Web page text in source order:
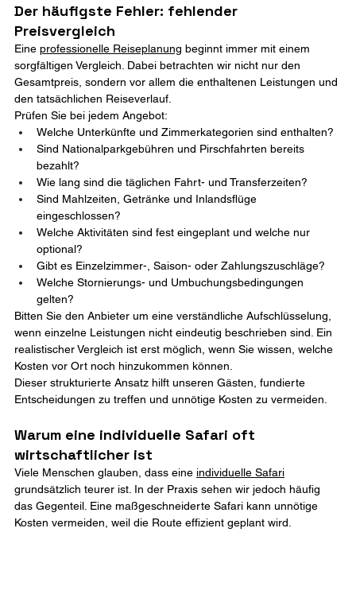
Der häufigste Fehler: fehlender
Preisvergleich
Eine professionelle Reiseplanung beginnt immer mit einem
sorgfältigen Vergleich. Dabei betrachten wir nicht nur den
Gesamtpreis, sondern vor allem die enthaltenen Leistungen und
den tatsächlichen Reiseverlauf.
Prüfen Sie bei jedem Angebot:
Welche Unterkünfte und Zimmerkategorien sind enthalten?
Sind Nationalparkgebühren und Pirschfahrten bereits
bezahlt?
Wie lang sind die täglichen Fahrt- und Transferzeiten?
Sind Mahlzeiten, Getränke und Inlandsflüge
eingeschlossen?
Welche Aktivitäten sind fest eingeplant und welche nur
optional?
Gibt es Einzelzimmer-, Saison- oder Zahlungszuschläge?
Welche Stornierungs- und Umbuchungsbedingungen
gelten?
Bitten Sie den Anbieter um eine verständliche Aufschlüsselung,
wenn einzelne Leistungen nicht eindeutig beschrieben sind. Ein
realistischer Vergleich ist erst möglich, wenn Sie wissen, welche
Kosten vor Ort noch hinzukommen können.
Dieser strukturierte Ansatz hilft unseren Gästen, fundierte
Entscheidungen zu treffen und unnötige Kosten zu vermeiden.
Warum eine individuelle Safari oft
wirtschaftlicher ist
Viele Menschen glauben, dass eine individuelle Safari
grundsätzlich teurer ist. In der Praxis sehen wir jedoch häufig
das Gegenteil. Eine maßgeschneiderte Safari kann unnötige
Kosten vermeiden, weil die Route effizient geplant wird.